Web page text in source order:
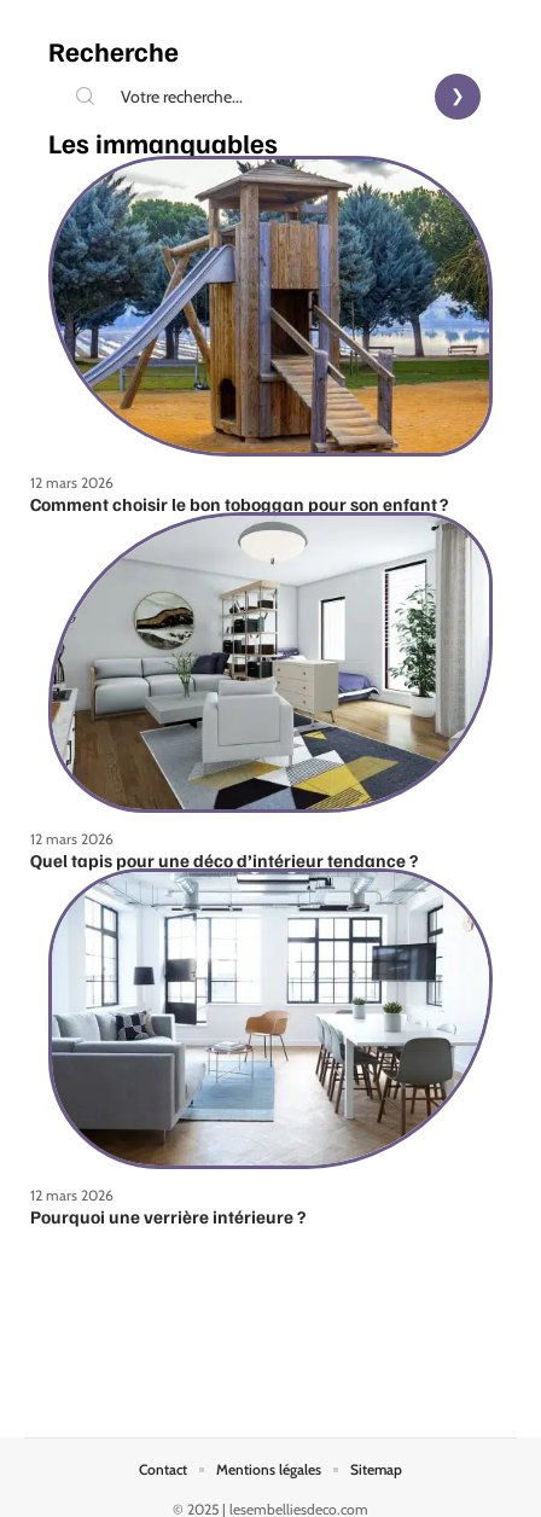
Recherche
Les immanquables
12 mars 2026
Comment choisir le bon toboggan pour son enfant ?
12 mars 2026
Quel tapis pour une déco d’intérieur tendance ?
12 mars 2026
Pourquoi une verrière intérieure ?
© 2025 | lesembelliesdeco.com
Contact Mentions légales Sitemap